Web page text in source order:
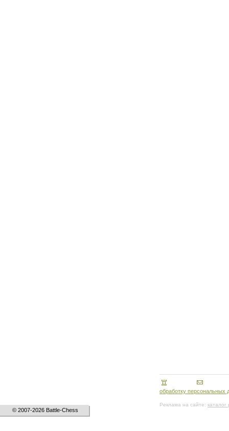
© 2007-2026 Battle-Chess
обработку персональных
Реклама на сайте: